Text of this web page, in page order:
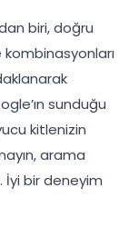
biri, doğru
sunduğu
kitlenizin
arama
İyi bir deneyim